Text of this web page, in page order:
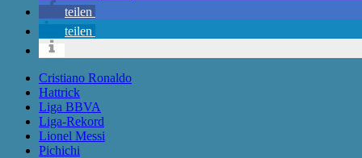
teilen
teilen
Cristiano Ronaldo
Hattrick
Liga BBVA
Liga-Rekord
Lionel Messi
Pichichi